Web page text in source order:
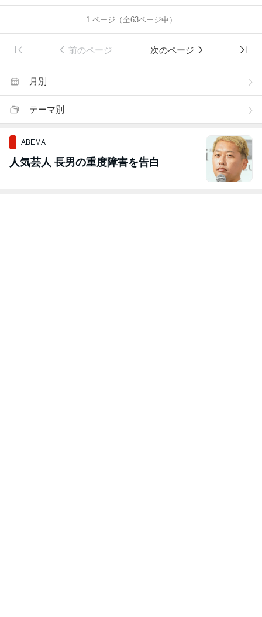
1ページ（全63ページ中）
前のページ 次のページ
月別
テーマ別
ABEMA
人気芸人 長男の重度障害を告白